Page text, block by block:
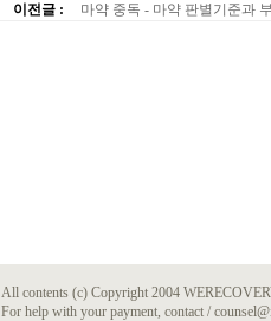
이전글 :
마약 중독 - 마약 판별기준과
All contents (c) Copyright 2004
For help with your payment, contact /